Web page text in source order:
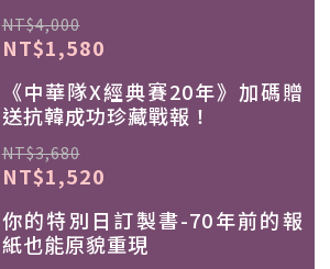
NT$4,000
NT$1,580
《中華隊X經典賽20年》加碼贈
送抗韓成功珍藏戰報！
NT$3,680
NT$1,520
你的特別日訂製書-70年前的報
紙也能原貌重現